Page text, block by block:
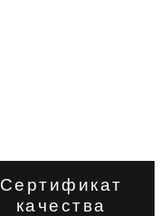
Сертификат
качества